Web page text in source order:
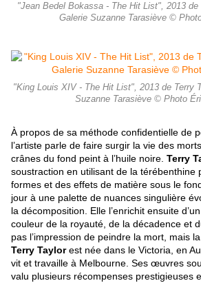
"Jean Bedel Bokassa - The Hit List", 2013 de
Galerie Suzanne Tarasiève ©
"King Louis XIV - The Hit List", 2013 de Terry
Suzanne Tarasiève © Photo
À propos de sa méthode confidentielle de
l’artiste parle de faire surgir la vie des
crânes du fond peint à l’huile noire. Terry
soustraction en utilisant de la térébenthine
formes et des effets de matière sous le
jour à une palette de nuances singulière
la décomposition. Elle l’enrichit ensuite
couleur de la royauté, de la décadence et
pas l’impression de peindre la mort, mais la
Terry Taylorest née dans le Victoria, en
vit et travaille à Melbourne. Ses œuvres
valu plusieurs récompenses prestigieuses